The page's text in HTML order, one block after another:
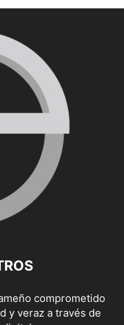
comprometido
y veraz a través de